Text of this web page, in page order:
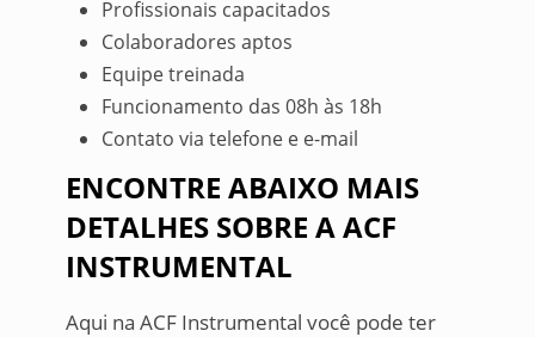
Profissionais capacitados
Colaboradores aptos
Equipe treinada
Funcionamento das 08h às 18h
Contato via telefone e e-mail
ENCONTRE ABAIXO MAIS
DETALHES SOBRE A ACF
INSTRUMENTAL
Aqui na ACF Instrumental você pode ter